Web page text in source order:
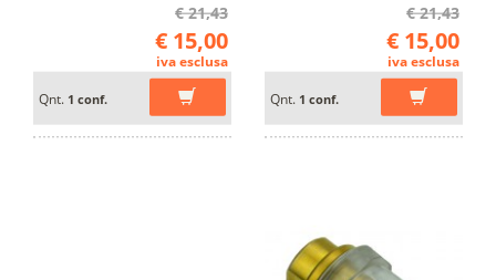
€ 21,43
€ 15,00
iva esclusa
Qnt. 1 conf.
€ 21,43
€ 15,00
iva esclusa
Qnt. 1 conf.